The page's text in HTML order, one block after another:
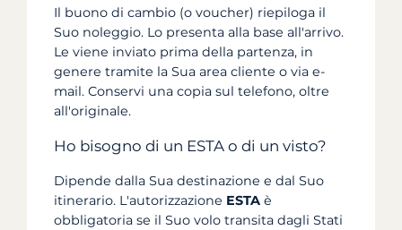
Il buono di cambio (o voucher) riepiloga il
Suo noleggio. Lo presenta alla base all'arrivo.
Le viene inviato prima della partenza, in
genere tramite la Sua area cliente o via e-
mail. Conservi una copia sul telefono, oltre
all'originale.
Ho bisogno di un ESTA o di un visto?
Dipende dalla Sua destinazione e dal Suo
itinerario. L'autorizzazione ESTA è
obbligatoria se il Suo volo transita dagli Stati